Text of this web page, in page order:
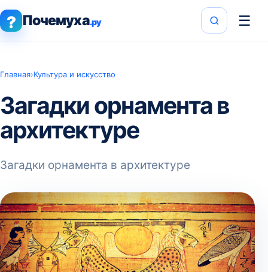
? Почемуха.ру ☰
Главная›Культура и искусство
Загадки орнамента в
архитектуре
Загадки орнамента в архитектуре